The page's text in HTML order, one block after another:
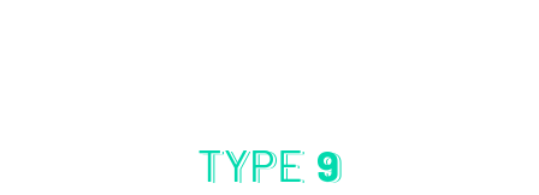
TYPE 9